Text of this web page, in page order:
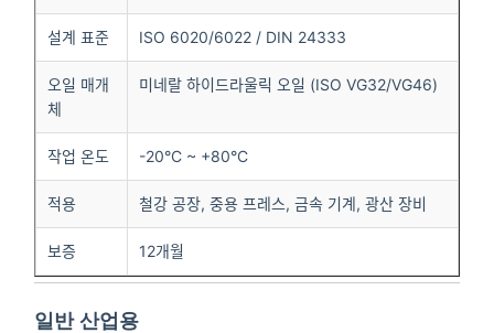
설계 표준 ISO 6020/6022 / DIN 24333
오일 매개
체
미네랄 하이드라울릭 오일 (ISO VG32/VG46)
작업 온도 -20°C ~ +80°C
적용 철강 공장, 중용 프레스, 금속 기계, 광산 장비
보증 12개월
일반 산업용